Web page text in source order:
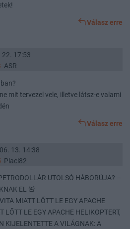
Válasz erre
22. 17:53
ASR
mit tervezel vele, illetve látsz-e valami
Válasz erre
13. 14:38
Placi82
UTOLSÓ HÁBORÚJA? –
EL 🚨
MIATT LŐTT LE EGY APACHE
LŐTT LE EGY APACHE HELIKOPTERT,
KIJELENTETTE A VILÁGNAK: A